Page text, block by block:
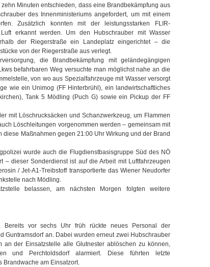
Minuten entschieden, dass eine Brandbekämpfung aus
des Innenministeriums angefordert, um mit einem
Zusätzlich konnten mit der leistungsstarken FLIR-
erkannt werden. Um den Hubschrauber mit Wasser
der Riegerstraße ein Landeplatz eingerichtet – die
von der Riegerstraße aus verlegt.
die Brandbekämpfung mit geländegängigen
befahrbaren Weg versuchte man möglichst nahe an die
von wo aus Spezialfahrzeuge mit Wasser versorgt
wie ein Unimog (FF Hinterbrühl), ein landwirtschaftliches
Tank 5 Mödling (Puch G) sowie ein Pickup der FF
mit Löschrucksäcken und Schanzwerkzeug, um Flammen
Löschleitungen vorgenommen werden – gemeinsam mit
Maßnahmen gegen 21:00 Uhr Wirkung und der Brand
wurde auch die Flugdienstbasisgruppe Süd des NÖ
– dieser Sonderdienst ist auf die Arbeit mit Luftfahrzeugen
/ Jet-A1-Treibstoff transportierte das Wiener Neudorfer
nach Mödling.
belassen, am nächsten Morgen folgten weitere
Bereits vor sechs Uhr früh rückte neues Personal der
Guntramsdorf an. Dabei wurden erneut zwei Hubschrauber
der Einsatzstelle alle Glutnester ablöschen zu können,
und Perchtoldsdorf alarmiert. Diese führten letzte
Brandwache am Einsatzort.